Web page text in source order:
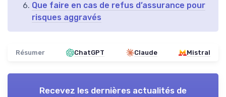
Que faire en cas de refus d’assurance pour
risques aggravés
Résumer ChatGPT Claude Mistral
Recevez les dernières actualités de